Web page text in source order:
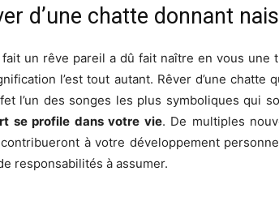
d’une chatte donnant
un rêve pareil a dû fait naître en vous une
l’est tout autant. Rêver d’une
l’un des songes les plus symboliques qui
se profile dans votre vie. De multiples
à votre développement
responsabilités à assumer.